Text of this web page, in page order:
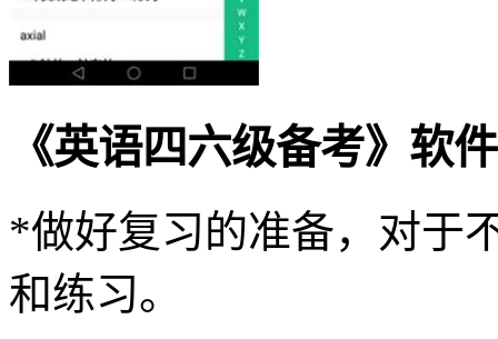
《英语四六级备考》软
*做好复习的准备，对于
和练习。